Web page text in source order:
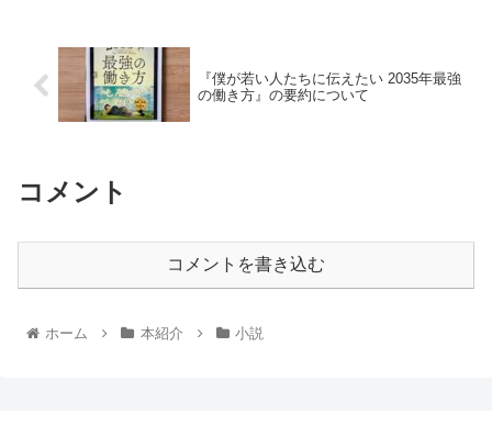
『僕が若い人たちに伝えたい 2035年最強
の働き方』の要約について
コメント
コメントを書き込む
ホーム 本紹介 小説